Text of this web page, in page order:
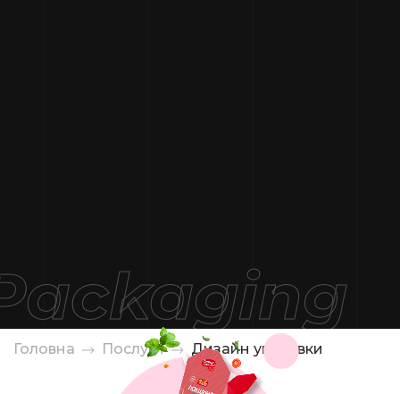
Головна Послуги Дизайн упаковки